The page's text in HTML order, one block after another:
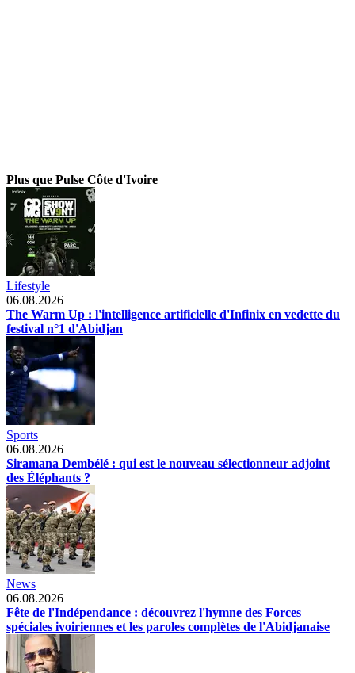
Plus que Pulse Côte d'Ivoire
Lifestyle
06.08.2026
The Warm Up : l'intelligence artificielle d'Infinix en vedette du
festival n°1 d'Abidjan
Sports
06.08.2026
Siramana Dembélé : qui est le nouveau sélectionneur adjoint
des Éléphants ?
News
06.08.2026
Fête de l'Indépendance : découvrez l'hymne des Forces
spéciales ivoiriennes et les paroles complètes de l'Abidjanaise